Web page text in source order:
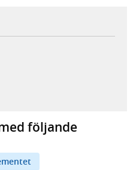
flik, extern webbplats,
webbplats,
flik, extern webbplats,
följande